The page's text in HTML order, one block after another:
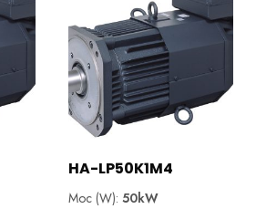
HA-LP50K1M4
Moc (W):50kW